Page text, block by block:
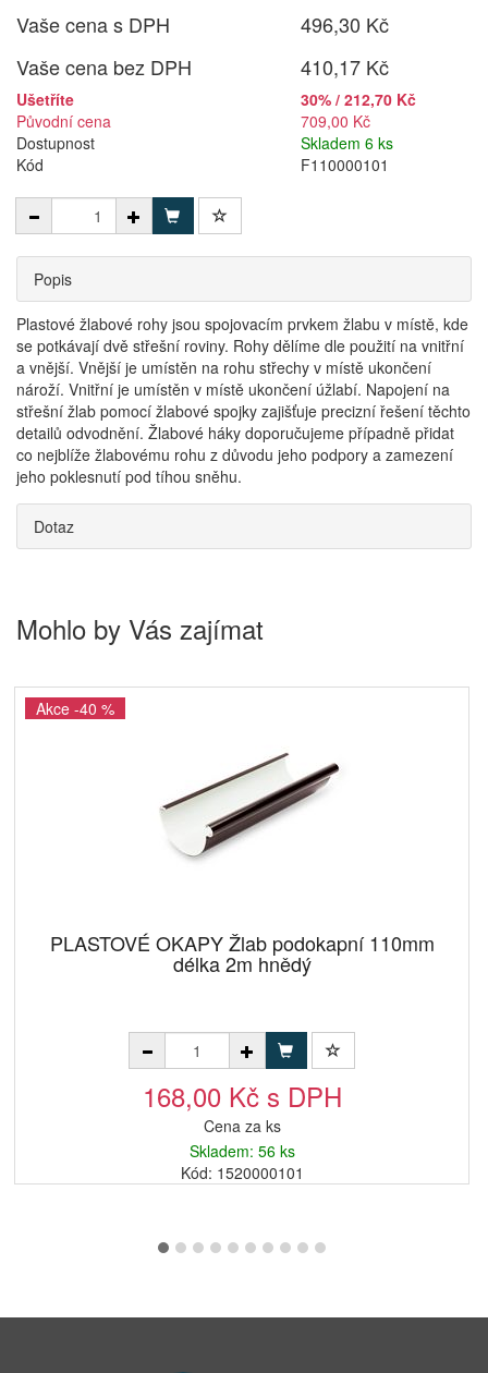
Vaše cena s DPH
496,30 Kč
Vaše cena bez DPH
410,17 Kč
Ušetříte
30% / 212,70 Kč
Původní cena
709,00 Kč
Dostupnost
Skladem 6 ks
Kód
F110000101
Popis
Plastové žlabové rohy jsou spojovacím prvkem žlabu v místě, kde
se potkávají dvě střešní roviny. Rohy dělíme dle použití na vnitřní
a vnější. Vnější je umístěn na rohu střechy v místě ukončení
nároží. Vnitřní je umístěn v místě ukončení úžlabí. Napojení na
střešní žlab pomocí žlabové spojky zajišťuje precizní řešení těchto
detailů odvodnění. Žlabové háky doporučujeme případně přidat
co nejblíže žlabovému rohu z důvodu jeho podpory a zamezení
jeho poklesnutí pod tíhou sněhu.
Dotaz
Mohlo by Vás zajímat
Akce -40 %
PLASTOVÉ OKAPY Žlab podokapní 110mm
délka 2m hnědý
168,00 Kč s DPH
Cena za ks
Skladem: 56 ks
Kód: 1520000101